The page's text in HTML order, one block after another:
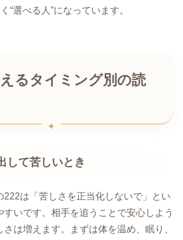
“選べる人”になっています。
るタイミング別の読
して苦しいとき
222は「苦しさを正当化しないで」とい
すいです。相手を追うことで安心しよう
さは増えます。まずは体を温め、眠り、